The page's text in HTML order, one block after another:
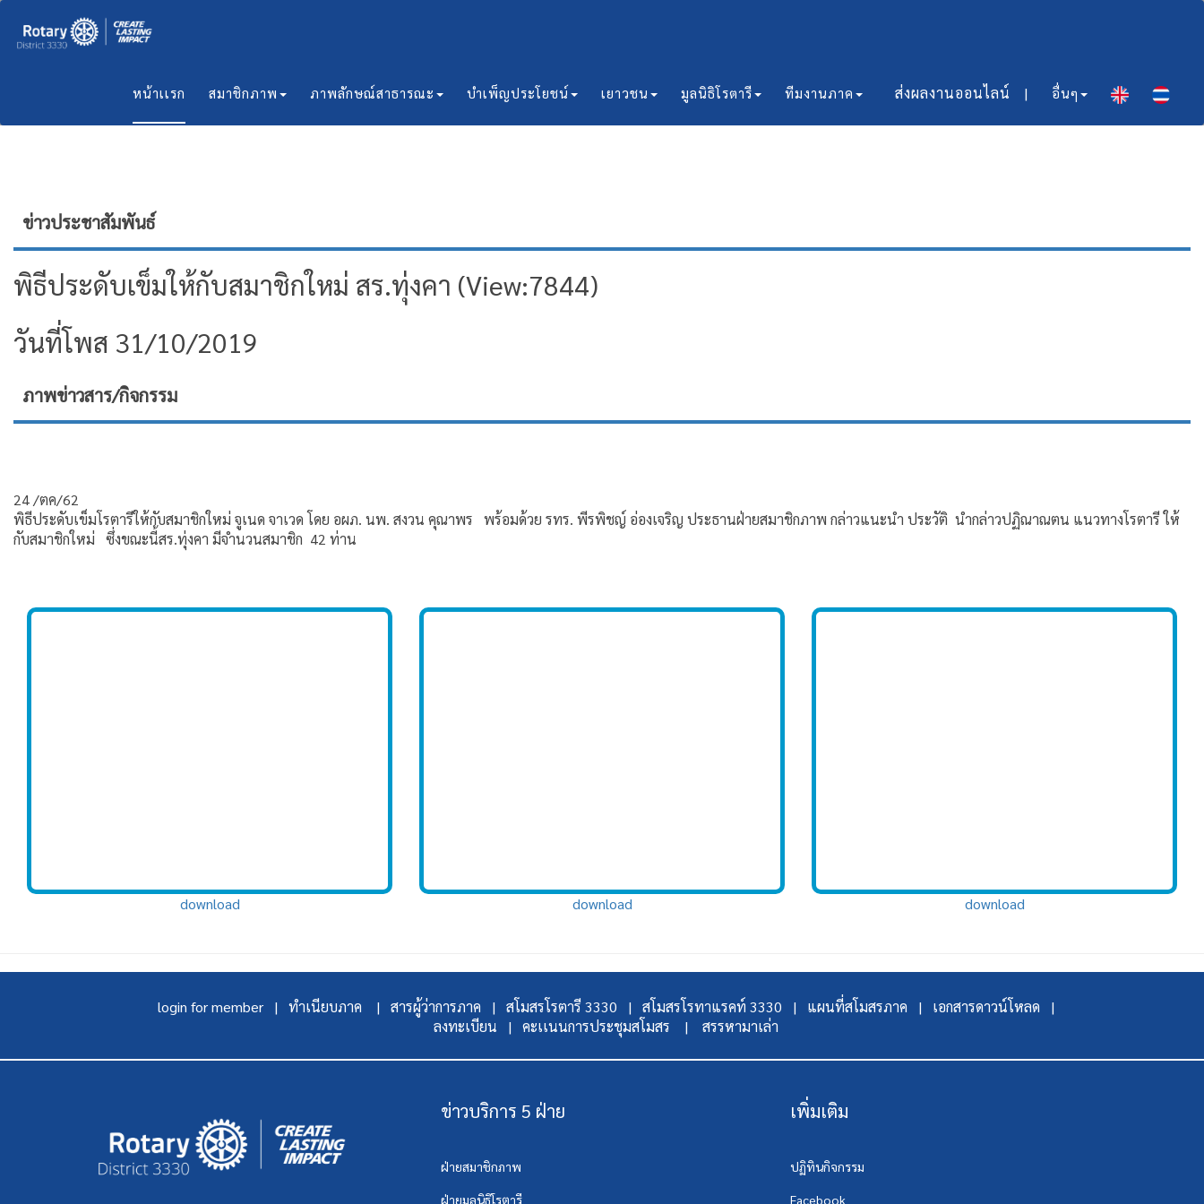
หน้าเเรก สมาชิกภาพ ภาพลักษณ์สาธารณะ บำเพ็ญประโยชน์ เยาวชน มูลนิธิโรตารี ทีมงานภาค ส่งผลงานออนไลน์​ | อื่นๆ
ข่าวประชาสัมพันธ์
พิธีประดับเข็มให้กับสมาชิกใหม่ สร.ทุ่งคา (View:7844)
วันที่โพส 31/10/2019
ภาพข่าวสาร/กิจกรรม
24 /ตค/62
พิธีประดับเข็มโรตารีให้กับสมาชิกใหม่ จูเนด จาเวด โดย อผภ. นพ. สงวน คุณาพร พร้อมด้วย รทร. พีรพิชญ์ อ่องเจริญ ประธานฝ่ายสมาชิกภาพ กล่าวแนะนำ ประวัติ นำกล่าวปฏิณาณตน แนวทางโรตารี ให้
กับสมาชิกใหม่ ซึ่งขณะนี้สร.ทุ่งคา มีจำนวนสมาชิก 42 ท่าน
download download download
login for member | ทำเนียบภาค | สารผู้ว่าการภาค | สโมสรโรตารี 3330 | สโมสรโรทาแรคท์ 3330 | แผนที่สโมสรภาค |
เอกสารดาวน์โหลด |
ลงทะเบียน |
คะเเนนการประชุมสโมสร | สรรหามาเล่า
ข่าวบริการ 5 ฝ่าย
ฝ่ายสมาชิกภาพ
ฝ่ายมูลนิธิโรตารี
เพิ่มเติม
ปฏิทินกิจกรรม
Facebook